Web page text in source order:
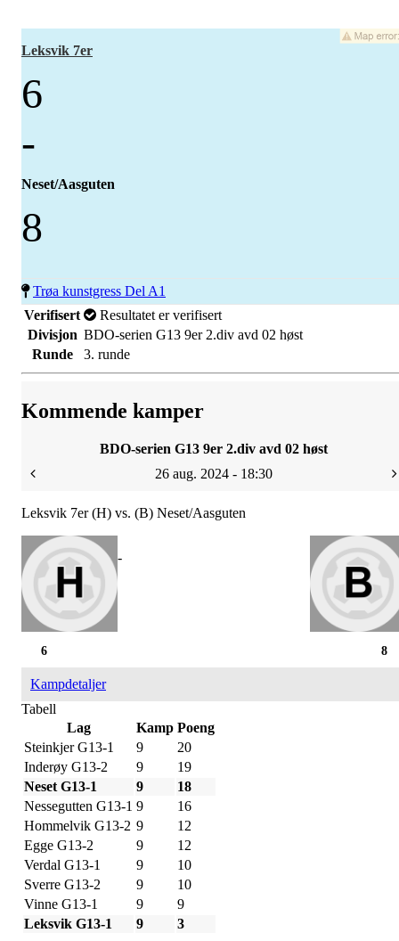
Leksvik 7er
6
-
Neset/Aasguten
8
Trøa kunstgress Del A1
Verifisert
Resultatet er verifisert
Divisjon BDO-serien G13 9er 2.div avd 02 høst
Runde
3. runde
Kommende kamper
BDO-serien G13 9er 2.div avd 02 høst
26 aug. 2024 - 18:30
Leksvik 7er (H) vs. (B) Neset/Aasguten
-
8
6
Kampdetaljer
Tabell
Lag
Kamp Poeng
Steinkjer G13-1
9
20
Inderøy G13-2
9
19
Neset G13-1
9
18
Nessegutten G13-1 9
16
Hommelvik G13-2 9
12
Egge G13-2
9
12
Verdal G13-1
9
10
Sverre G13-2
9
10
Vinne G13-1
9
9
Leksvik G13-1
9 3